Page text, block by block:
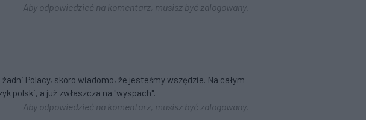
Aby odpowiedzieć na komentarz, musisz być zalogowany.
Polacy, skoro wiadomo, że jesteśmy wszędzie. Na całym
polski, a już zwłaszcza na "wyspach".
Aby odpowiedzieć na komentarz, musisz być zalogowany.